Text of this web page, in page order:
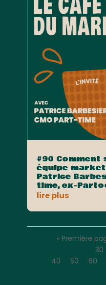
#90
équipe
Patrice
time, ex-
lire plus
« Première
30
40
50 60